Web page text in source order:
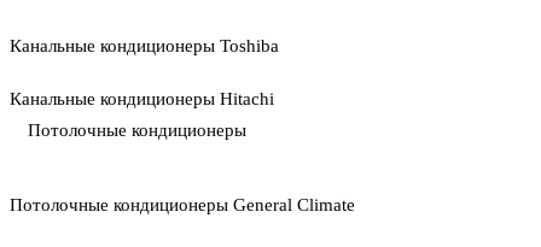
Канальные кондиционеры Toshiba
Канальные кондиционеры Hitachi
Потолочные кондиционеры
Потолочные кондиционеры General Climate